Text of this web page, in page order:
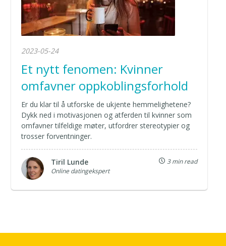
2023-05-24
Et nytt fenomen: Kvinner
omfavner oppkoblingsforhold
Er du klar til å utforske de ukjente hemmelighetene?
Dykk ned i motivasjonen og atferden til kvinner som
omfavner tilfeldige møter, utfordrer stereotypier og
trosser forventninger.
Tiril Lunde
Online datingekspert
3 min read